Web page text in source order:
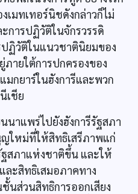
เมทเทอร์นิชดังกล่าวก็ไม่
การปฏิวัติในจักรวรรดิ
ปฏิวัติในแนวชาตินิยมของ
ายใต้การปกครองของ
กยาร์ในฮังการีและพวก
เชีย
นาแพร่ไปยังฮังการีรัฐสภา
ญใหม่ที่ให้สิทธิเสรีภาพแก่
สภาแห่งชาติขึ้น และให้
ละสิทธิเสมอภาคทาง
นส่วนสิทธิการออกเสียง